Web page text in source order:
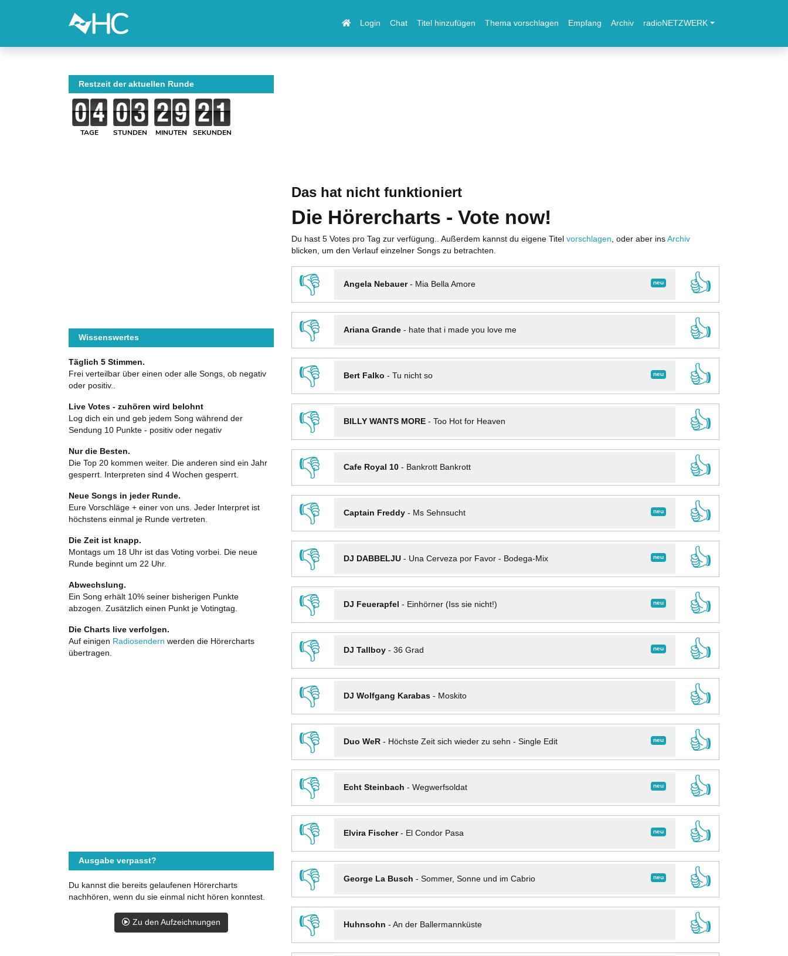
Login Chat Titel hinzufügen Thema vorschlagen Empfang Archiv radioNETZWERK
Das hat nicht funktioniert
Die Hörercharts - Vote now!
Du hast 5 Votes pro Tag zur verfügung.. Außerdem kannst du eigene Titel vorschlagen , oder aber ins Archiv
blicken, um den Verlauf einzelner Songs zu betrachten.
👎 neu
Angela Nebauer- Mia Bella Amore
👍
👎
Ariana Grande- hate that i made you love me
👍
👎
neu
Bert Falko - Tu nicht so
👍
👎
BILLY WANTS MORE- Too Hot for Heaven
👍
👎
Cafe Royal 10- Bankrott Bankrott
👍
👎
neu
Captain Freddy- Ms Sehnsucht
👍
👎
neu
DJ DABBELJU- Una Cerveza por Favor - Bodega-Mix
👍
👎
neu
DJ Feuerapfel - Einhörner (Iss sie nicht!)
👍
👎
neu
DJ Tallboy- 36 Grad
👍
👎
DJ Wolfgang Karabas- Moskito
👍
👎
neu
Duo WeR- Höchste Zeit sich wieder zu sehn - Single Edit
👍
👎
neu
Echt Steinbach - Wegwerfsoldat
👍
👎
neu
Elvira Fischer- El Condor Pasa
👍
👎
neu
George La Busch - Sommer, Sonne und im Cabrio
👍
👎
Huhnsohn - An der Ballermannküste
👍
Restzeit der aktuellen Runde
TAGE STUNDEN MINUTEN SEKUNDEN
Wissenswertes
Täglich 5 Stimmen.
Frei verteilbar über einen oder alle Songs, ob negativ
oder positiv..
Live Votes - zuhören wird belohnt
Log dich ein und geb jedem Song während der
Sendung 10 Punkte - positiv oder negativ
Nur die Besten.
Die Top 20 kommen weiter. Die anderen sind ein Jahr
gesperrt. Interpreten sind 4 Wochen gesperrt.
Neue Songs in jeder Runde.
Eure Vorschläge + einer von uns. Jeder Interpret ist
höchstens einmal je Runde vertreten.
Die Zeit ist knapp.
Montags um 18 Uhr ist das Voting vorbei. Die neue
Runde beginnt um 22 Uhr.
Abwechslung.
Ein Song erhält 10% seiner bisherigen Punkte
abzogen. Zusätzlich einen Punkt je Votingtag.
Die Charts live verfolgen.
Auf einigen Radiosendern werden die Hörercharts
übertragen.
Ausgabe verpasst?
Du kannst die bereits gelaufenen Hörercharts
nachhören, wenn du sie einmal nicht hören konntest.
Zu den Aufzeichnungen